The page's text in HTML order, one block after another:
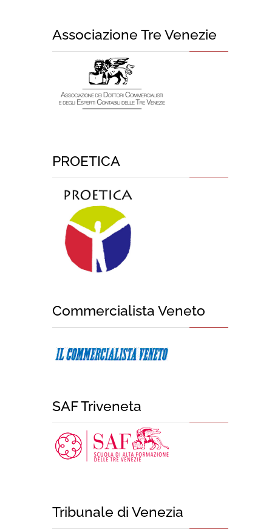
Associazione Tre Venezie
PROETICA
Commercialista Veneto
SAF Triveneta
Tribunale di Venezia